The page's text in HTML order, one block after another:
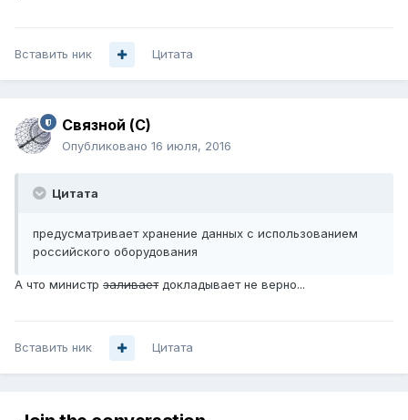
Вставить ник Цитата
Связной (С)
Опубликовано 16 июля, 2016
Цитата
предусматривает хранение данных с использованием
российского оборудования
А что министр заливаетдокладывает не верно...
Вставить ник Цитата